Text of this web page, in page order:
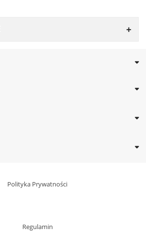
Polityka Prywatności
Regulamin